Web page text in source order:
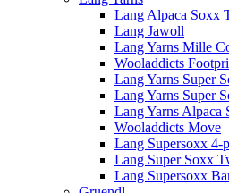
Lang Alpaca Soxx
Lang Jawoll
Lang Yarns Mille
Wooladdicts
Lang Yarns Super
Lang Yarns Super
Lang Yarns Alpaca
Wooladdicts Move
Lang Supersoxx 4-
Lang Super Soxx
Lang Supersoxx